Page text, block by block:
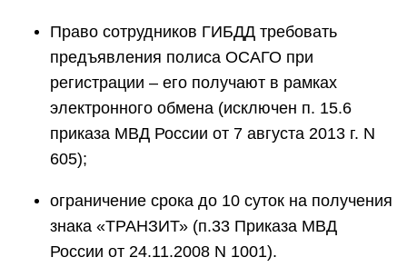
Право сотрудников ГИБДД требовать
предъявления полиса ОСАГО при
регистрации – его получают в рамках
электронного обмена (исключен п. 15.6
приказа МВД России от 7 августа 2013 г. N
605);
ограничение срока до 10 суток на получения
знака «ТРАНЗИТ» (п.33 Приказа МВД
России от 24.11.2008 N 1001).